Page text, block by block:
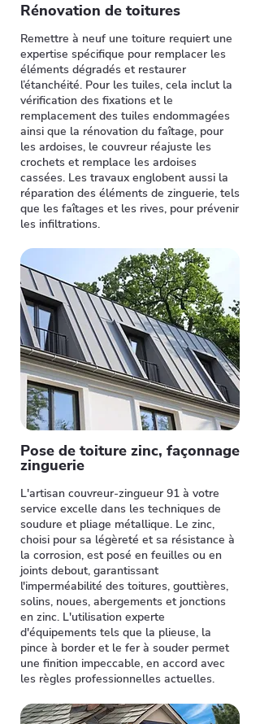
Rénovation de toitures
Remettre à neuf une toiture requiert une
expertise spécifique pour remplacer les
éléments dégradés et restaurer
l’étanchéité. Pour les tuiles, cela inclut la
vérification des fixations et le
remplacement des tuiles endommagées
ainsi que la rénovation du faîtage, pour
les ardoises, le couvreur réajuste les
crochets et remplace les ardoises
cassées. Les travaux englobent aussi la
réparation des éléments de zinguerie, tels
que les faîtages et les rives, pour prévenir
les infiltrations.
Pose de toiture zinc, façonnage
zinguerie
L'artisan couvreur-zingueur 91 à votre
service excelle dans les techniques de
soudure et pliage métallique. Le zinc,
choisi pour sa légèreté et sa résistance à
la corrosion, est posé en feuilles ou en
joints debout, garantissant
l'imperméabilité des toitures, gouttières,
solins, noues, abergements et jonctions
en zinc. L'utilisation experte
d'équipements tels que la plieuse, la
pince à border et le fer à souder permet
une finition impeccable, en accord avec
les règles professionnelles actuelles.